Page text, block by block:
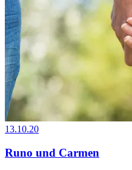
13.10.20
Runo und Carmen